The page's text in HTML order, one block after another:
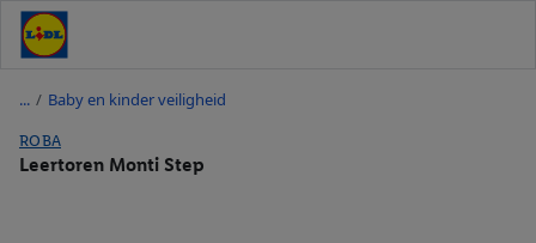
/ Baby en kinder veiligheid
ROBA
Leertoren Monti Step